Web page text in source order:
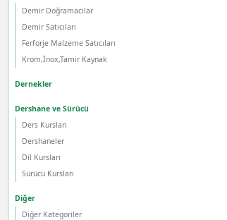
Demir Doğramacılar
Demir Satıcıları
Ferforje Malzeme Satıcıları
Krom,İnox,Tamir Kaynak
Dernekler
Dershane ve Sürücü
Ders Kursları
Dershaneler
Dil Kursları
Sürücü Kursları
Diğer
Diğer Kategoriler